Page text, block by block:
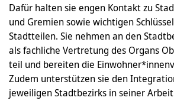
Dafür halten sie engen Kontakt zu
und Gremien sowie wichtigen
Stadtteilen. Sie nehmen an den
als fachliche Vertretung des Organs
teil und bereiten die
Zudem unterstützen sie den
jeweiligen Stadtbezirks in seiner